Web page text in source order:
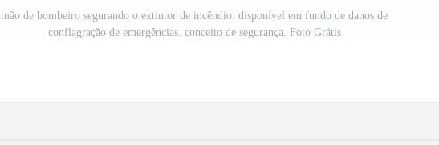
mão de bombeiro segurando o extintor de incêndio. disponível em fundo de danos de
conflagração de emergências. conceito de segurança. Foto Grátis